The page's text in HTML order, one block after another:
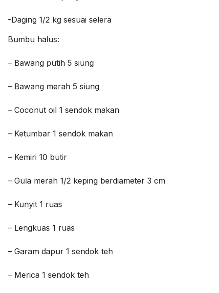
-Daging 1/2 kg sesuai selera
Bumbu halus:
– Bawang putih 5 siung
– Bawang merah 5 siung
– Coconut oil 1 sendok makan
– Ketumbar 1 sendok makan
– Kemiri 10 butir
– Gula merah 1/2 keping berdiameter 3 cm
– Kunyit 1 ruas
– Lengkuas 1 ruas
– Garam dapur 1 sendok teh
– Merica 1 sendok teh